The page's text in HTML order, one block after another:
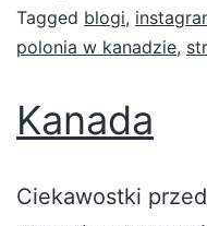
Tagged blogi,
polonia w kanadzie,
Kanada
Ciekawostki